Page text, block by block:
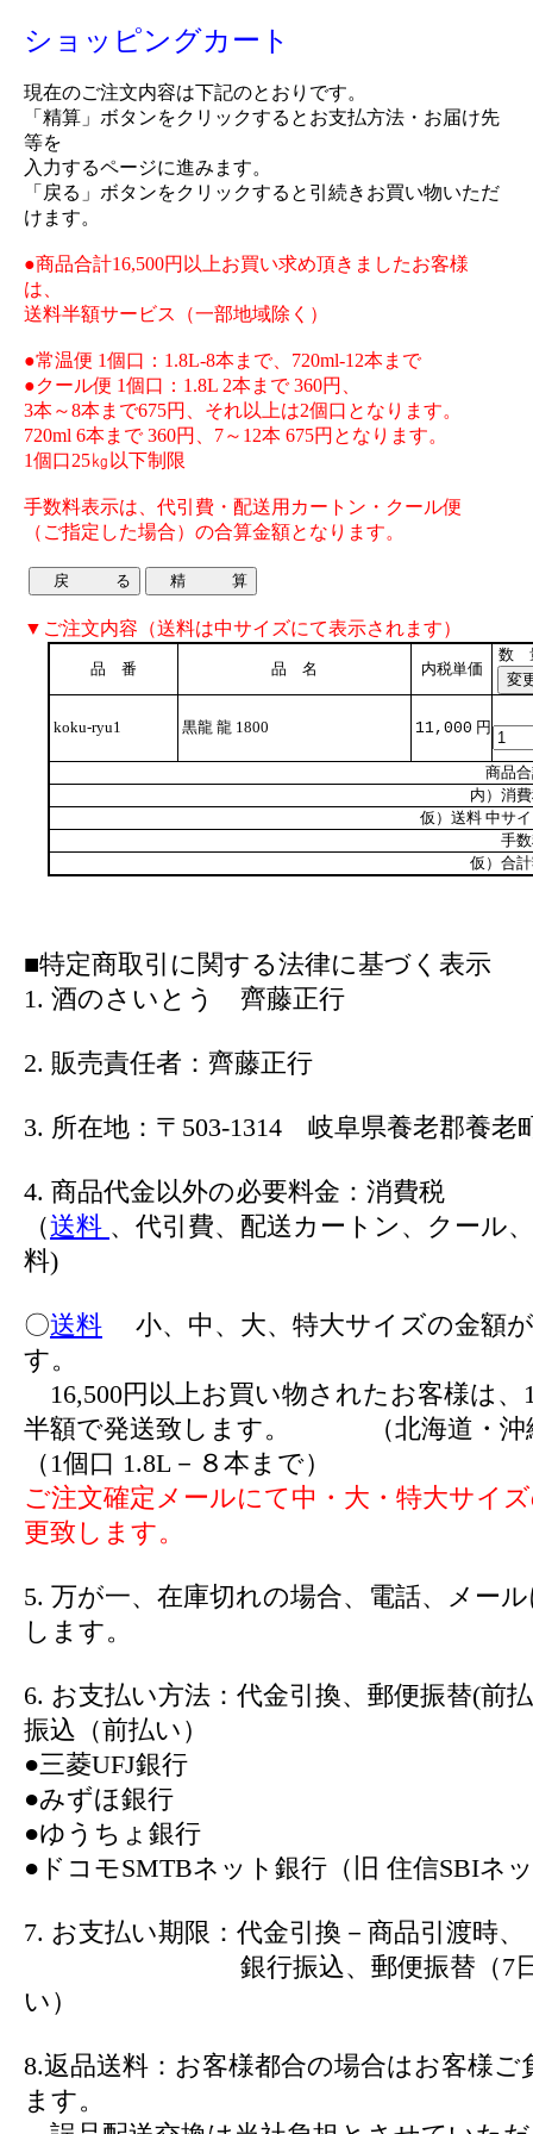
ショッピングカート
現在のご注文内容は下記のとおりです。
「精算」ボタンをクリックするとお支払方法・お届け先
等を
入力するページに進みます。
「戻る」ボタンをクリックすると引続きお買い物いただ
けます。
●商品合計16,500円以上お買い求め頂きましたお客様
は、
送料半額サービス（一部地域除く）
●常温便 1個口：1.8L-8本まで、720ml-12本まで
●クール便 1個口：1.8L 2本まで 360円、
3本～8本まで675円、それ以上は2個口となります。
720ml 6本まで 360円、7～12本 675円となります。
1個口25㎏以下制限
手数料表示は、代引費・配送用カートン・クール便
（ご指定した場合）の合算金額となります。
▼ご注文内容（送料は中サイズにて表示されます）
品 番 品 名 内税単価
数
koku-ryu1 黒龍 龍 1800 11,000 円
商品
内）消
仮）送料 中サ
手
仮）合
■特定商取引に関する法律に基づく表示
1. 酒のさいとう 齊藤正行
2. 販売責任者：齊藤正行
3. 所在地：〒503-1314 岐阜県養老郡養老
4. 商品代金以外の必要料金：消費税
（送料 、代引費、配送カートン、クール
料)
〇送料 小、中、大、特大サイズの金額
す。
16,500円以上お買い物されたお客様は、
半額で発送致します。 （北海道・沖
（1個口 1.8L－８本まで）
ご注文確定メールにて中・大・特大サイ
更致します。
5. 万が一、在庫切れの場合、電話、メー
します。
6. お支払い方法：代金引換、郵便振替(前
振込（前払い）
●三菱UFJ銀行
●みずほ銀行
●ゆうちょ銀行
●ドコモSMTBネット銀行（旧 住信SBIネ
7. お支払い期限：代金引換－商品引渡時、
銀行振込、郵便振替（7日
い）
8.返品送料：お客様都合の場合はお客様ご
ます。